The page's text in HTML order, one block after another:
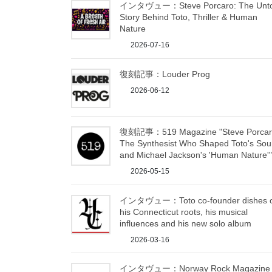
インタヴュー：Steve Porcaro: The
Story Behind Toto, Thriller & Human
Nature
2026-07-16
復刻記事：Louder Prog
2026-06-12
復刻記事：519 Magazine "Steve
The Synthesist Who Shaped Toto's
and Michael Jackson's 'Human Nature'"
2026-05-15
インタヴュー：Toto co-founder dishes
his Connecticut roots, his musical
influences and his new solo album
2026-03-16
インタヴュー：Norway Rock Magazine